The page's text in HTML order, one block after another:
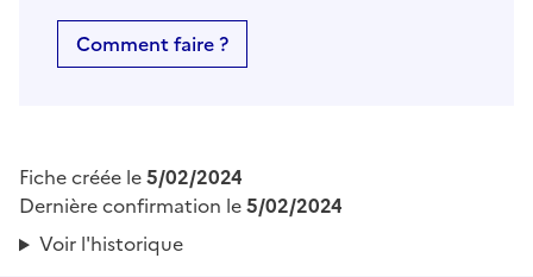
Comment faire ?
Fiche créée le5/02/2024
Dernière confirmation le5/02/2024
Voir l'historique